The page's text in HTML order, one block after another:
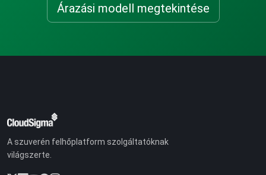
Árazási modell megtekintése
A szuverén felhőplatform szolgáltatóknak
világszerte.